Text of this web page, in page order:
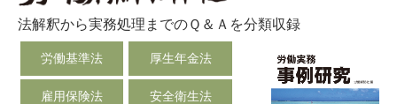
法解釈から実務処理までのＱ＆Ａを分類収録
労働基準法 厚生年金法
雇用保険法 安全衛生法